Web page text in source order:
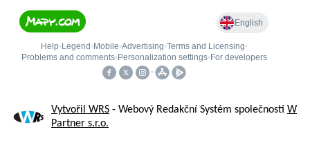
Vytvořil WRS - Webový Redakční Systém společnosti W
Partner s.r.o.